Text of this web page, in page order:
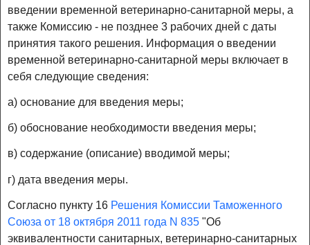
введении временной ветеринарно-санитарной меры, а
также Комиссию - не позднее 3 рабочих дней с даты
принятия такого решения. Информация о введении
временной ветеринарно-санитарной меры включает в
себя следующие сведения:
а) основание для введения меры;
б) обоснование необходимости введения меры;
в) содержание (описание) вводимой меры;
г) дата введения меры.
Согласно пункту 16 Решения Комиссии Таможенного
Союза от 18 октября 2011 года N 835 "Об
эквивалентности санитарных, ветеринарно-санитарных